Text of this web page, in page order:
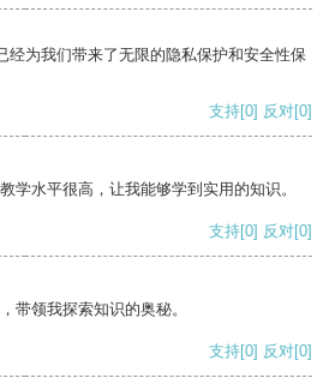
经为我们带来了无限的隐私保护和安全性保
支持[0] 反对[0]
学水平很高，让我能够学到实用的知识。
支持[0] 反对[0]
带领我探索知识的奥秘。
支持[0] 反对[0]